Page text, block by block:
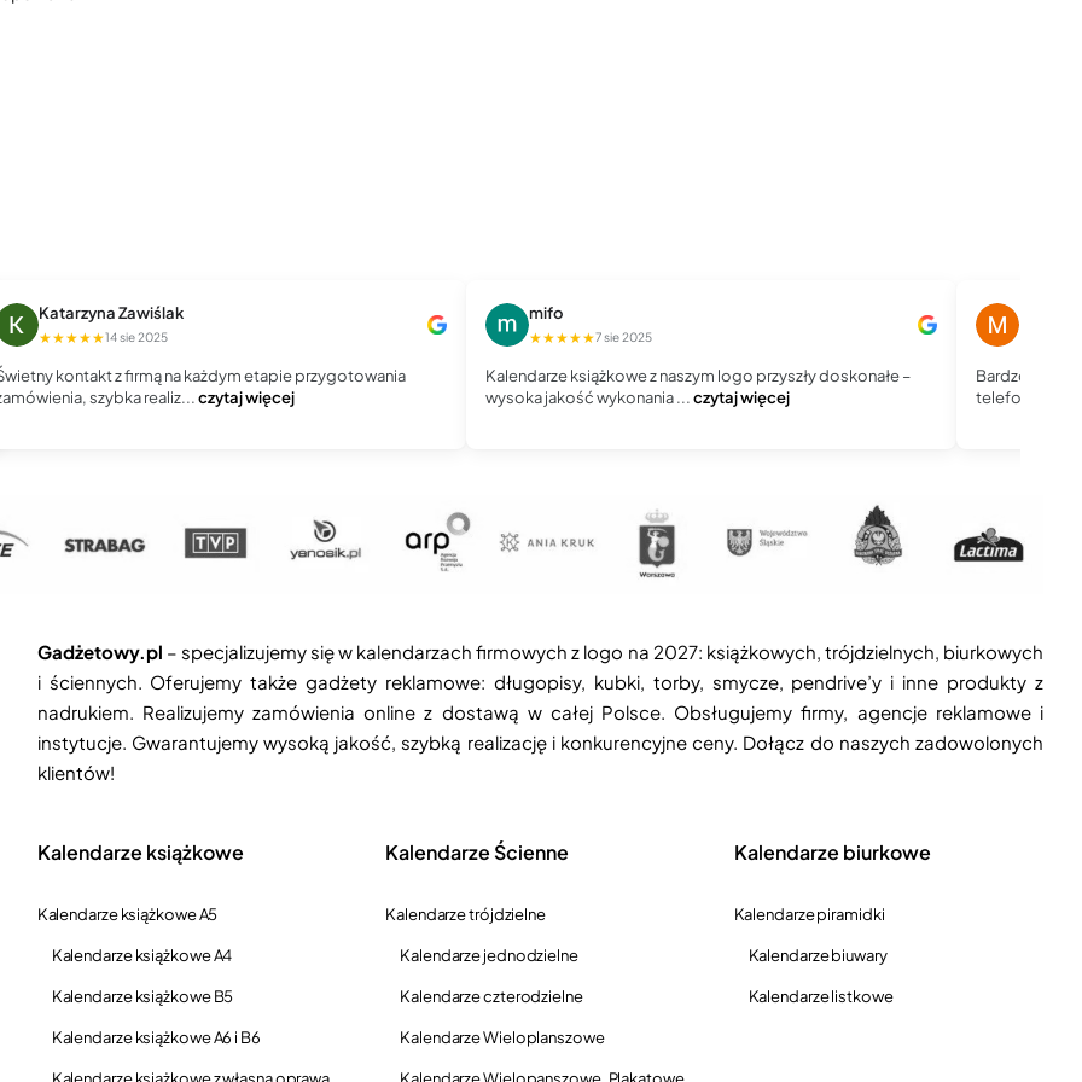
Katarzyna Zawiślak
★★★★★14 sie 2025
Świetny kontakt z firmą na każdym etapie przygotowania
zamówienia, szybka realiz...czytaj więcej
mifo
★★★★★7 sie 2025
Kalendarze książkowe z naszym logo przyszły doskonałe –
wysoka jakość wykonania ...czytaj więcej
Bardzo dobry
telefoniczny,
Gadżetowy.pl – specjalizujemy się w kalendarzach firmowych z logo na 2027: książkowych, trójdzielnych, biurkowych
i ściennych. Oferujemy także gadżety reklamowe: długopisy, kubki, torby, smycze, pendrive’y i inne produkty z
nadrukiem. Realizujemy zamówienia online z dostawą w całej Polsce. Obsługujemy firmy, agencje reklamowe i
instytucje. Gwarantujemy wysoką jakość, szybką realizację i konkurencyjne ceny. Dołącz do naszych zadowolonych
klientów!
Kalendarze książkowe
Kalendarze książkowe A5
Kalendarze książkowe A4
Kalendarze książkowe B5
Kalendarze książkowe A6 i B6
Kalendarze Ścienne
Kalendarze trójdzielne
Kalendarze jednodzielne
Kalendarze czterodzielne
Kalendarze Wieloplanszowe
Kalendarze biurkowe
Kalendarze piramidki
Kalendarze biuwary
Kalendarze listkowe